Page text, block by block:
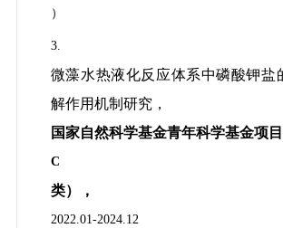
）
3.
微藻水热液化反应体系中磷酸钾盐
解作用机制研究，
国家自然科学基金青年科学基金项
C
类），
2022.01-2024.12